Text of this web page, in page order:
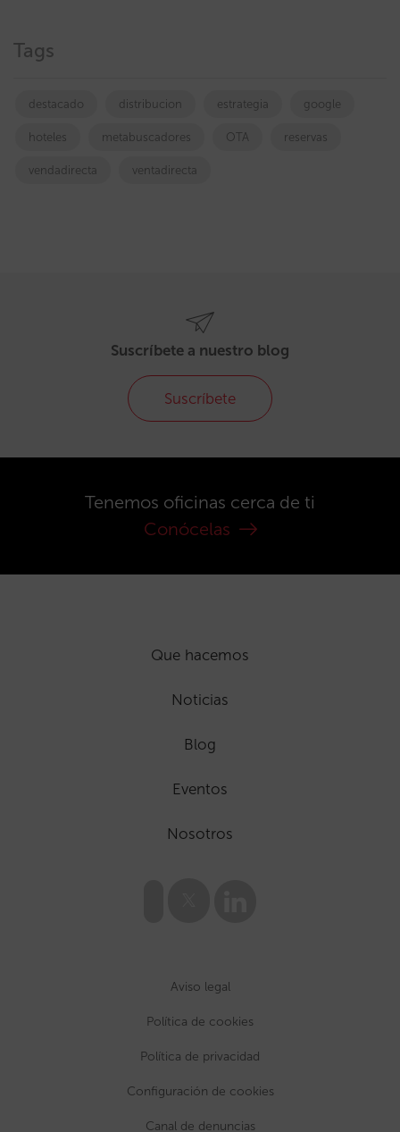
Tags
destacado distribucion estrategia google
hoteles metabuscadores OTA reservas
vendadirecta ventadirecta
Suscríbete a nuestro blog
Suscríbete
Tenemos oficinas cerca de ti
Conócelas
Que hacemos
Noticias
Blog
Eventos
Nosotros
Aviso legal
Política de cookies
Política de privacidad
Configuración de cookies
Canal de denuncias